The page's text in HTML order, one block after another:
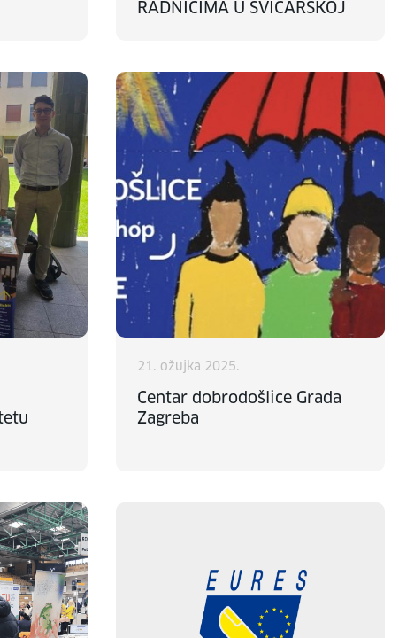
RADNICIMA U ŠVICARSKOJ
21. ožujka 2025.
Centar dobrodošlice Grada
Zagreba